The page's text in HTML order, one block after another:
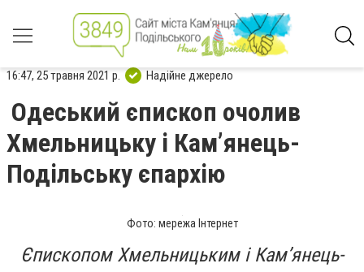
16:47, 25 травня 2021 р. Надійне джерело
Одеський єпископ очолив
Хмельницьку і Кам’янець-
Подільську єпархію
Фото: мережа Інтернет
Єпископом Хмельницьким і Кам’янець-